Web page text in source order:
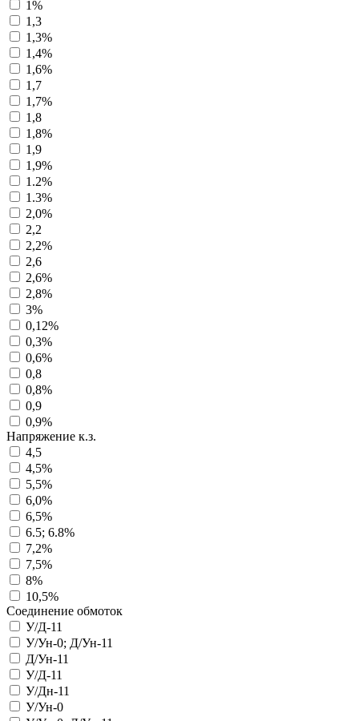
1%
1,3
1,3%
1,4%
1,6%
1,7
1,7%
1,8
1,8%
1,9
1,9%
1.2%
1.3%
2,0%
2,2
2,2%
2,6
2,6%
2,8%
3%
0,12%
0,3%
0,6%
0,8
0,8%
0,9
0,9%
Напряжение к.з.
4,5
4,5%
5,5%
6,0%
6,5%
6.5; 6.8%
7,2%
7,5%
8%
10,5%
Соединение обмоток
У/Д-11
У/Ун-0; Д/Ун-11
Д/Ун-11
У/Д-11
У/Дн-11
У/Ун-0